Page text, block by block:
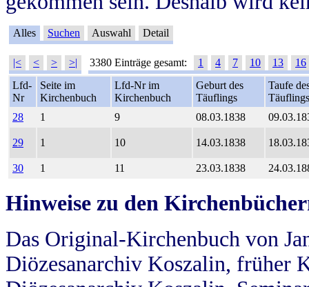
Alles Suchen Auswahl Detail
|< < > >| 3380 Einträge gesamt: 1 4 7 10 13
16
Lfd-
Nr
Seite im
Kirchenbuch
Lfd-Nr im
Kirchenbuch
Geburt des
Täuflings
Taufe
Täuflings
28
1 9 08.03.1838
29 1 10 14.03.1838
30 1 11 23.03.1838
Hinweise zu den
Das Original-Kirchenbuch von
Diözesanarchiv Koszalin, früher